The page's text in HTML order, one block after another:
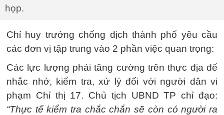
họp.
Chỉ huy trưởng chống dịch thành phố yêu cầu
các đơn vị tập trung vào 2 phần việc quan trọng:
Các lực lượng phải tăng cường trên thực địa để
nhắc nhở, kiểm tra, xử lý đối với người dân vi
phạm Chỉ thị 17. Chủ tịch UBND TP chỉ đạo:
“Thực tế kiểm tra chắc chắn sẽ còn có người ra